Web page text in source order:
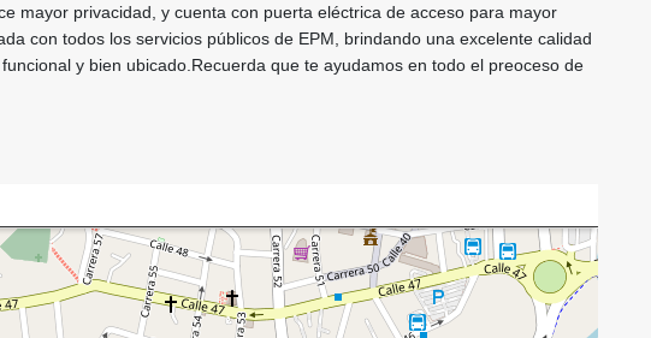
mayor privacidad, y cuenta con puerta eléctrica de acceso para mayor
con todos los servicios públicos de EPM, brindando una excelente calidad
y bien ubicado.Recuerda que te ayudamos en todo el preoceso de